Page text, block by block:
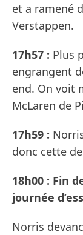
et a ramené
Verstappen.
17h57 : Plus
engrangent
end. On voit
McLaren de
17h59 :
donc cette
18h00 : Fin
journée
Norris